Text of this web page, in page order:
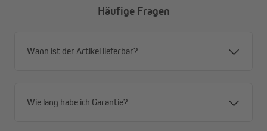
leicht zu reinigen (Maschinenwäsche bis 30°)
Häufige Fragen
Wann ist der Artikel lieferbar?
Wie lang habe ich Garantie?